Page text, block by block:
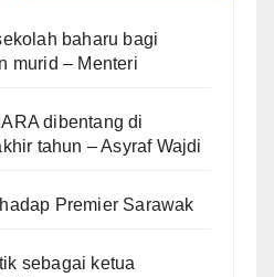
baharu bagi
murid – Menteri
dibentang di
tahun – Asyraf Wajdi
Premier Sarawak
sebagai ketua